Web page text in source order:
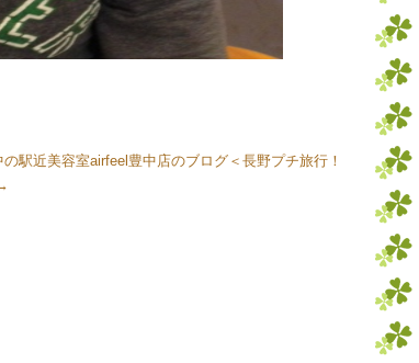
の駅近美容室airfeel豊中店のブログ＜長野プチ旅行！